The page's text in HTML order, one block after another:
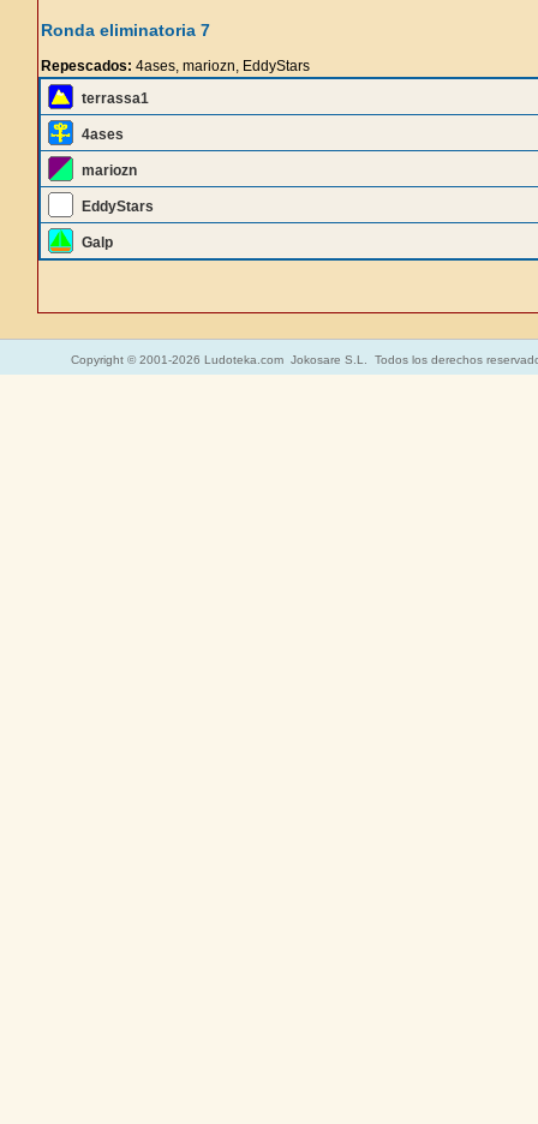
Ronda eliminatoria 7
Repescados: 4ases, mariozn, EddyStars
terrassa1
4ases
mariozn
EddyStars
Galp
Copyright © 2001-2026 Ludoteka.com Jokosare S.L. Todos los derechos